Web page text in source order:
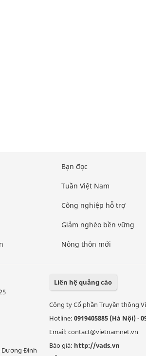
Bạn đọc
Tuần Việt Nam
Công nghiệp hỗ trợ
Giảm nghèo bền vững
Nông thôn mới
Dương Đình
Liên hệ quảng cáo
Công ty Cổ phần Truyền thông
Hotline: 0919405885 (Hà Nội)-
Email: contact@vietnamnet.vn
Báo giá: http://vads.vn